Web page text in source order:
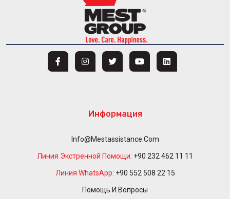
Информация
Info@mestassistance.com
Линия Экстренной Помощи: +90 232 462 11 11
Линия WhatsApp: +90 552 508 22 15
Помощь И Вопросы